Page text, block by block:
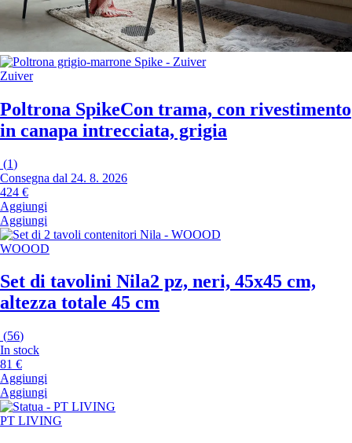
Zuiver
Poltrona SpikeCon trama, con rivestimento
in canapa intrecciata, grigia
(1)
Consegna dal 24. 8. 2026
424 €
Aggiungi
Aggiungi
WOOOD
Set di tavolini Nila2 pz, neri, 45x45 cm,
altezza totale 45 cm
(56)
In stock
81 €
Aggiungi
Aggiungi
PT LIVING